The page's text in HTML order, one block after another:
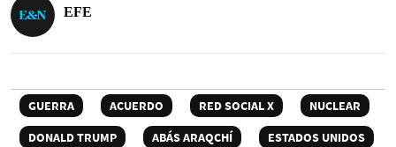
EFE
GUERRA ACUERDO RED SOCIAL X
NUCLEAR
DONALD TRUMP
ABÁS ARAQCHÍ
ESTADOS UNIDOS